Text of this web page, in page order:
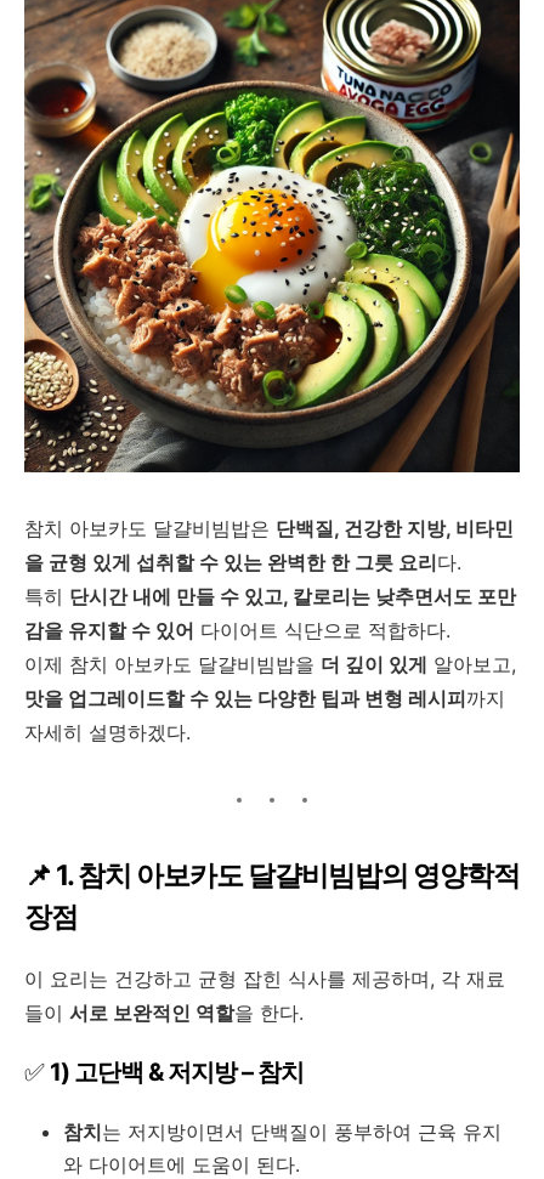
참치 아보카도 달걀비빔밥은 단백질, 건강한 지방, 비타민
을 균형 있게 섭취할 수 있는 완벽한 한 그릇 요리다.
특히 단시간 내에 만들 수 있고, 칼로리는 낮추면서도 포만
감을 유지할 수 있어 다이어트 식단으로 적합하다.
이제 참치 아보카도 달걀비빔밥을 더 깊이 있게 알아보고,
맛을 업그레이드할 수 있는 다양한 팁과 변형 레시피까지
자세히 설명하겠다.
📌 1. 참치 아보카도 달걀비빔밥의 영양학적
장점
이 요리는 건강하고 균형 잡힌 식사를 제공하며, 각 재료
들이 서로 보완적인 역할을 한다.
✅ 1) 고단백 & 저지방 – 참치
참치는 저지방이면서 단백질이 풍부하여 근육 유지
와 다이어트에 도움이 된다.